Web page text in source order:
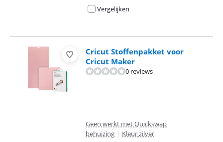
Vergelijken
Cricut Stoffenpakket voor
Cricut Maker
0 reviews
Geen werkt met Quickswap
behuizing | Kleur zilver